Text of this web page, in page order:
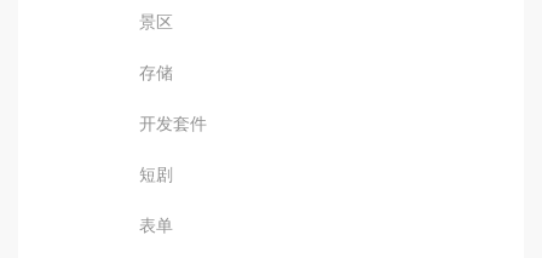
景区
存储
开发套件
短剧
表单